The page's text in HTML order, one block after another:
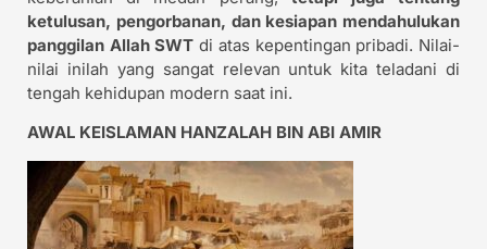
ketulusan, pengorbanan, dan kesiapan mendahulukan
panggilan Allah SWT di atas kepentingan pribadi. Nilai-
nilai inilah yang sangat relevan untuk kita teladani di
tengah kehidupan modern saat ini.
AWAL KEISLAMAN HANZALAH BIN ABI AMIR